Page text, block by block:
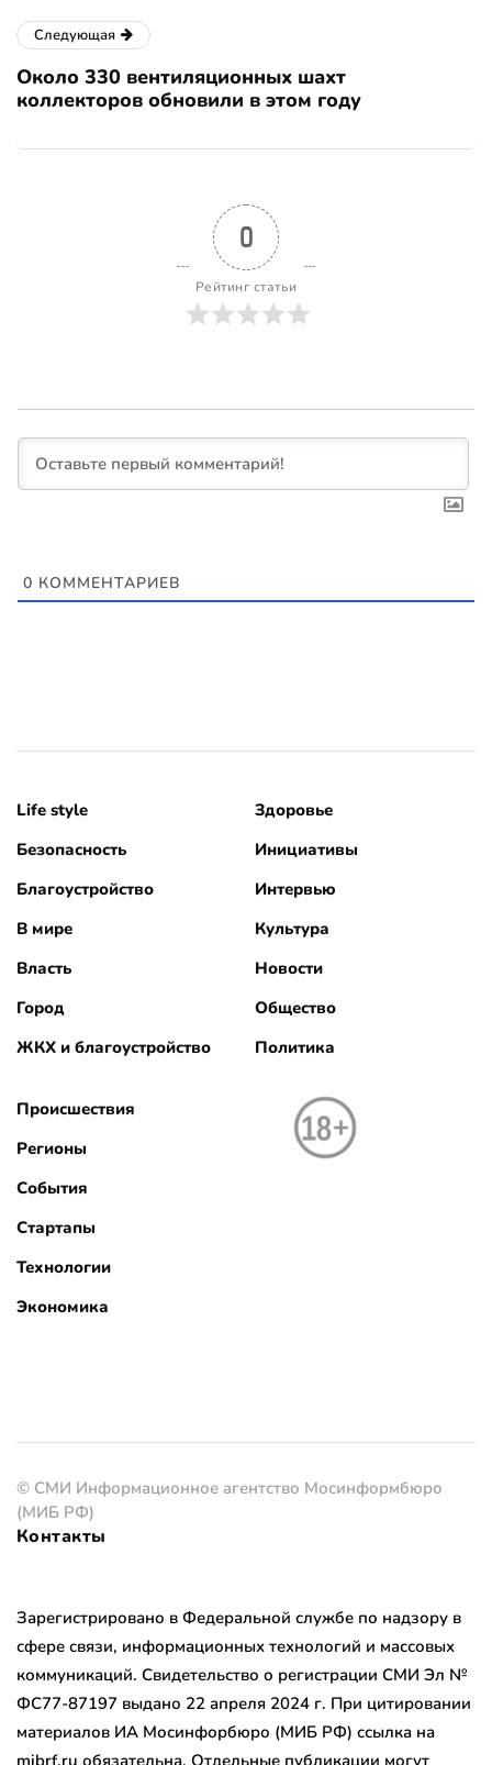
Следующая
Около 330 вентиляционных шахт
коллекторов обновили в этом году
0
Рейтинг статьи
0 КОММЕНТАРИЕВ
Life style
Безопасность
Благоустройство
В мире
Власть
Город
ЖКХ и благоустройство
Здоровье
Инициативы
Интервью
Культура
Новости
Общество
Политика
Происшествия
Регионы
События
Стартапы
Технологии
Экономика
© СМИ Информационное агентство Мосинформбюро
(МИБ РФ)
Контакты
Зарегистрировано в Федеральной службе по надзору в
сфере связи, информационных технологий и массовых
коммуникаций. Свидетельство о регистрации СМИ Эл №
ФС77-87197 выдано 22 апреля 2024 г. При цитировании
материалов ИА Мосинфорбюро (МИБ РФ) ссылка на